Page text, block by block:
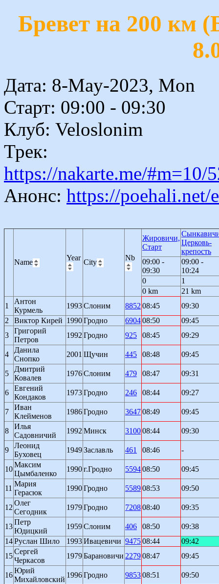
Бревет на 200 км
Дата: 8-May-2023, Mon
Старт: 09:00 - 09:30
Клуб: Veloslonim
Трек:
https://nakarte.me/
Анонс: https://poehali.net/
Name
Year
City
Nb
Жировичи,
Старт
Церковь-
крепость
09:00 -
09:30
09:00 -
10:24
0
1
0 km
21 km
1
Антон
Курмель
1993Слоним 8852 08:45
09:30
2
Виктор Кирей 1990Гродно 690408:50
09:45
3
Григорий
Петров
1992 Гродно 925 08:45 09:29
4
Данила
Снопко
2001 Щучин 445 08:48 09:45
5
Дмитрий
Ковалев
1976Слоним 479 08:47 09:31
6
Евгений
Кондаков
1973Гродно 246 08:44 09:27
7
Иван
Клейменов
1986Гродно 364708:49 09:45
8
Илья
Садовничий
1992 Минск 310008:44 09:30
9
Леонид
Буховец
1949Заславль 461 08:46 -
10
Максим
Цымбаленко
1990г.Гродно 559408:50 09:45
11
Мария
Герасюк
1990Гродно 558908:53 09:50
12
Олег
Сегодник
1979Гродно 720808:40 09:35
13
Петр
Юдицкий
1959Слоним 406 08:50
09:38
14Руслан Шило 1993Ивацевичи 947508:44
09:42
15
Сергей
Черкасов
1979Барановичи 227908:47 09:45
16
Юрий
Михайловский
1996Гродно 985308:51 09:50